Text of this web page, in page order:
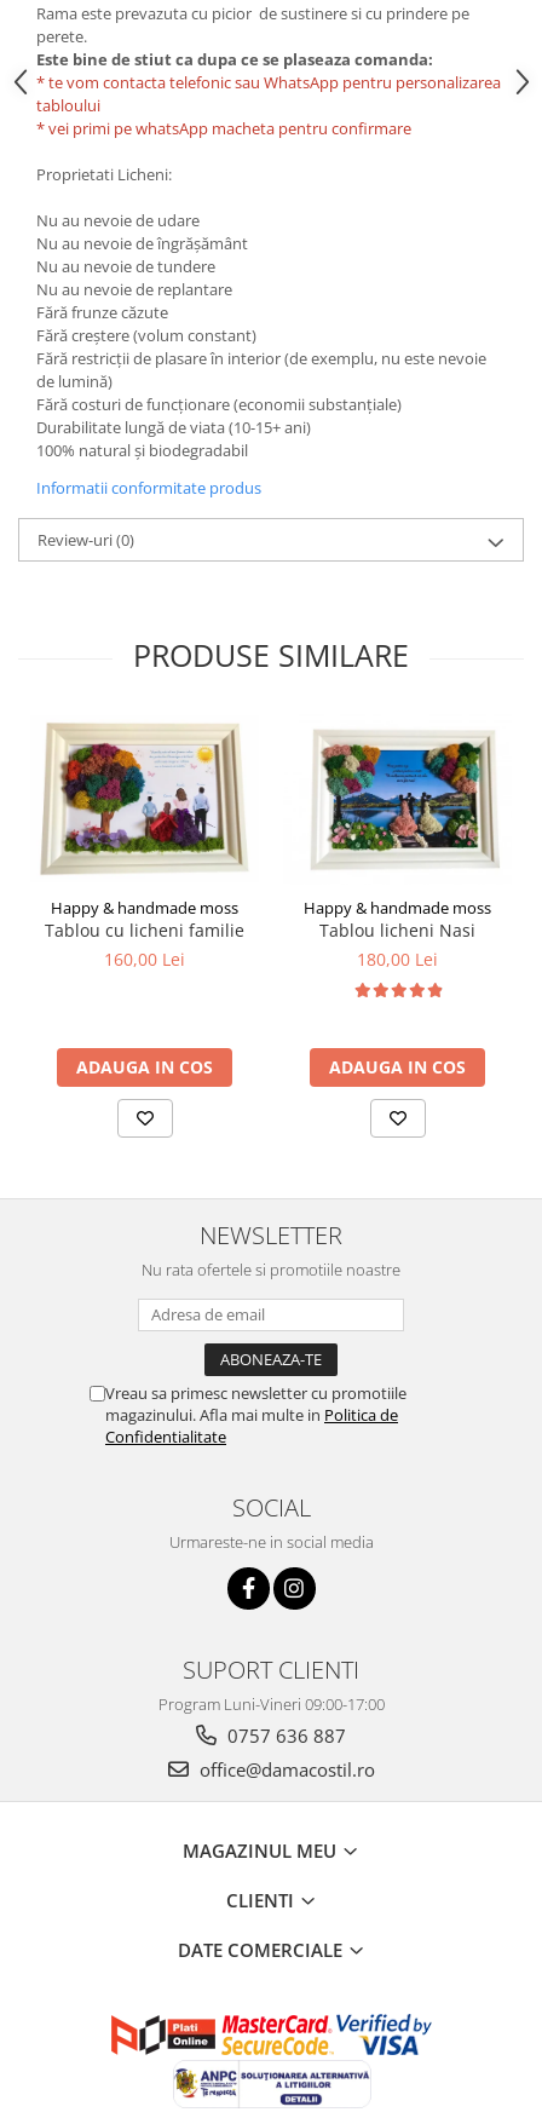
Rama este prevazuta cu picior de sustinere si cu prindere pe
perete.
Este bine de stiut ca dupa ce se plaseaza comanda:
* te vom contacta telefonic sau WhatsApp pentru personalizarea
tabloului
* vei primi pe whatsApp macheta pentru confirmare
Proprietati Licheni:
Nu au nevoie de udare
Nu au nevoie de îngrășământ
Nu au nevoie de tundere
Nu au nevoie de replantare
Fără frunze căzute
Fără creștere (volum constant)
Fără restricții de plasare în interior (de exemplu, nu este nevoie
de lumină)
Fără costuri de funcționare (economii substanțiale)
Durabilitate lungă de viata (10-15+ ani)
100% natural și biodegradabil
Informatii conformitate produs
Review-uri(0)
PRODUSE SIMILARE
Happy & handmade moss
Tablou cu licheni familie
160,00 Lei
ADAUGA IN COS
Happy & handmade moss
Tablou licheni Nasi
180,00 Lei
ADAUGA IN COS
NEWSLETTER
Nu rata ofertele si promotiile noastre
Vreau sa primesc newsletter cu promotiile
magazinului. Afla mai multe in Politica de
Confidentialitate
SOCIAL
Urmareste-ne in social media
SUPORT CLIENTI
Program Luni-Vineri 09:00-17:00
0757 636 887
office@damacostil.ro
MAGAZINUL MEU
CLIENTI
DATE COMERCIALE